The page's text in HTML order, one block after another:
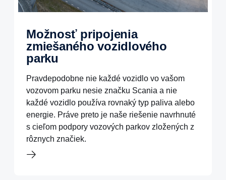
Možnosť pripojenia
zmiešaného vozidlového
parku
Pravdepodobne nie každé vozidlo vo vašom
vozovom parku nesie značku Scania a nie
každé vozidlo používa rovnaký typ paliva alebo
energie. Práve preto je naše riešenie navrhnuté
s cieľom podpory vozových parkov zložených z
rôznych značiek.